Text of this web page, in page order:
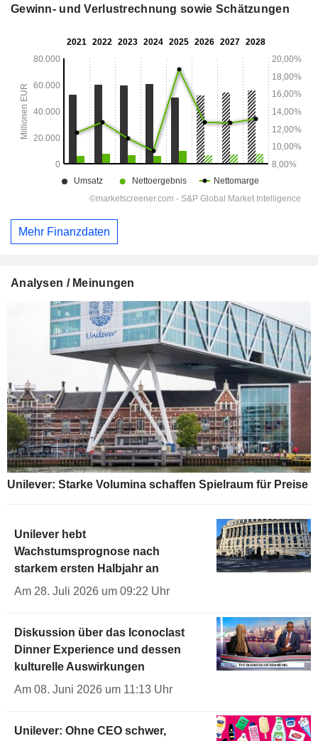
Gewinn- und Verlustrechnung sowie Schätzungen
Mehr Finanzdaten
Analysen / Meinungen
Unilever: Starke Volumina schaffen Spielraum für Preise
Unilever hebt
Wachstumsprognose nach
starkem ersten Halbjahr an
Am 28. Juli 2026 um 09:22 Uhr
Diskussion über das Iconoclast
Dinner Experience und dessen
kulturelle Auswirkungen
Am 08. Juni 2026 um 11:13 Uhr
Unilever: Ohne CEO schwer,